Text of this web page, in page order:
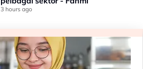
3 hours ago